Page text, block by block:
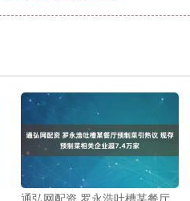
通弘网配资 罗永浩吐槽某餐厅